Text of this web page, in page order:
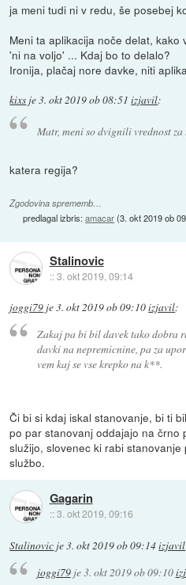
ja meni tudi ni v redu, še posebej
Meni ta aplikacija noče delat, kako
'ni na voljo' ... Kdaj bo to delalo?
Ironija, plačaj nore davke, niti
kixs je3. okt 2019 ob 08:51 izjavil:
Matr, meni so dvignili vrednost
katera regija?
Zgodovina sprememb…
predlagal izbris:amacar(3. okt 2019 ob
Stalinovic
::3. okt 2019, 09:14
joggi79 je3. okt 2019 ob 09:10izjavil:
Zakaj pa bi bil davek tako dobra
davki na nepremicnine, pa za
vem kaj se vse krepko na k**.
Či bi si kdaj iskal stanovanje, bi ti
po par stanovanj oddajajo na črno
služijo, slovenec ki rabi
službo.
Gagarin
::3. okt 2019, 09:16
Stalinovic je3. okt 2019 ob 09:14izjavil
joggi79je3. okt 2019 ob 09:10